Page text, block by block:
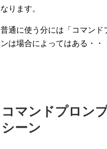
なります。
普通に使う分には「コマン
ンは場合によってはある・・
コマンドプロン
シーン